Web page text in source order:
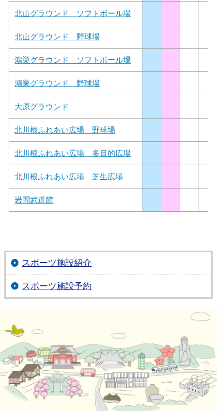
北山グラウンド ソフトボール場
北山グラウンド 野球場
鴻巣グラウンド ソフトボール場
鴻巣グラウンド 野球場
大原グラウンド
北川根ふれあい広場 野球場
北川根ふれあい広場 多目的広場
北川根ふれあい広場 芝生広場
岩間武道館
スポーツ施設紹介
スポーツ施設予約